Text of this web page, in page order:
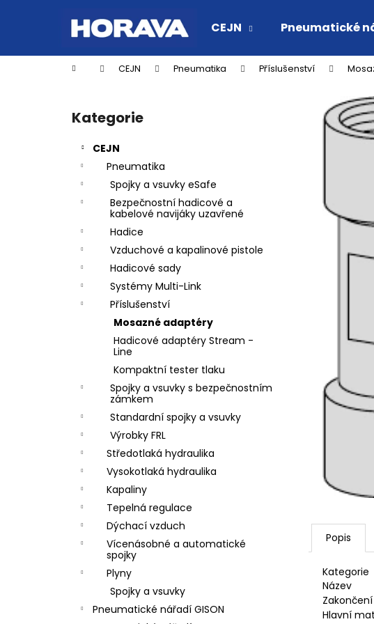
CEJN Pneumatické
Domů CEJN Pneumatika Příslušenství
Přeskočit
kategorie
Kategorie
CEJN
Pneumatika
Spojky a vsuvky eSafe
Bezpečnostní hadicové a
kabelové navijáky uzavřené
Hadice
Vzduchové a kapalinové pistole
Hadicové sady
Systémy Multi-Link
Příslušenství
Mosazné adaptéry
Hadicové adaptéry Stream -
Line
Kompaktní tester tlaku
Spojky a vsuvky s bezpečnostním
zámkem
Standardní spojky a vsuvky
Výrobky FRL
Středotlaká hydraulika
Vysokotlaká hydraulika
Kapaliny
Tepelná regulace
Dýchací vzduch
Vícenásobné a automatické
spojky
Plyny
Spojky a vsuvky
Pneumatické nářadí GISON
Popis
Kategorie
Název
Zakončení
Hlavní
í
Zpět
do
Zpět
do
Co
RYCHLOSPOJKA ESAFE R 1/2" VNĚJŠÍ
VSUVKA G